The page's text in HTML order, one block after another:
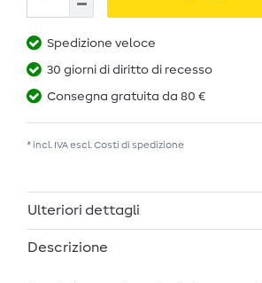
Spedizione veloce
30 giorni di diritto di recesso
Consegna gratuita da 80 €
* incl. IVA escl. Costi di spedizione
Ulteriori dettagli
Descrizione